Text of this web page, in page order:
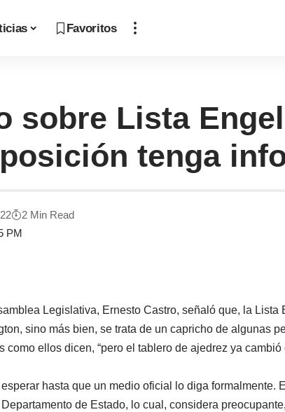
Favoritos
sobre Lista
tenga
PM
2 Min Read
Legislativa, Ernesto Castro, señaló que, la Lista
sino más bien, se trata de un capricho de algunas
como ellos dicen, “pero el tablero de ajedrez ya cambió
hasta que un medio oficial lo diga formalmente.
de Estado, lo cual, considera